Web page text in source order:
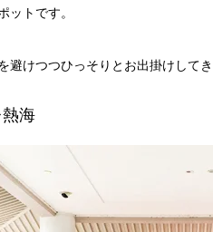
ットです。
避けつつひっそりとお出掛けして
海